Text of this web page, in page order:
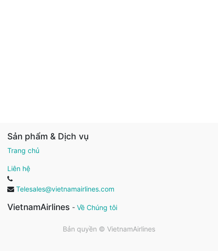
Sản phẩm & Dịch vụ
Trang chủ
Liên hệ
Telesales@vietnamairlines.com
VietnamAirlines - Về Chúng tôi
Bản quyền © VietnamAirlines